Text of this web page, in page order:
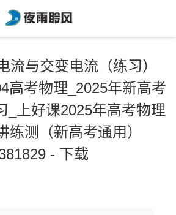
流与交变电流（练习）
高考物理_2025年新高考
_上好课2025年高考物理
练测（新高考通用）
- 下载